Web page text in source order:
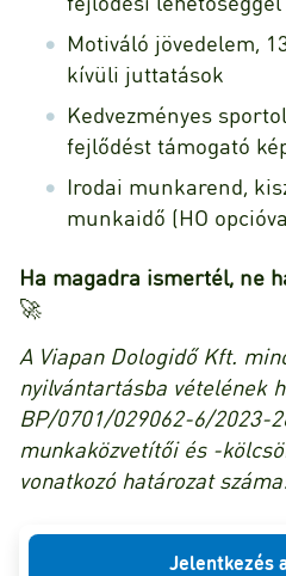
Motiváló jövedelem,
kívüli juttatások
Kedvezményes
fejlődést támogató
Irodai munkarend,
munkaidő (HO
Ha magadra ismertél, ne
🚀
A Viapan Dologidő Kft.
nyilvántartásba vételének
BP/0701/029062-6/2023-
munkaközvetítői és -
vonatkozó határozat
Jelentkezés